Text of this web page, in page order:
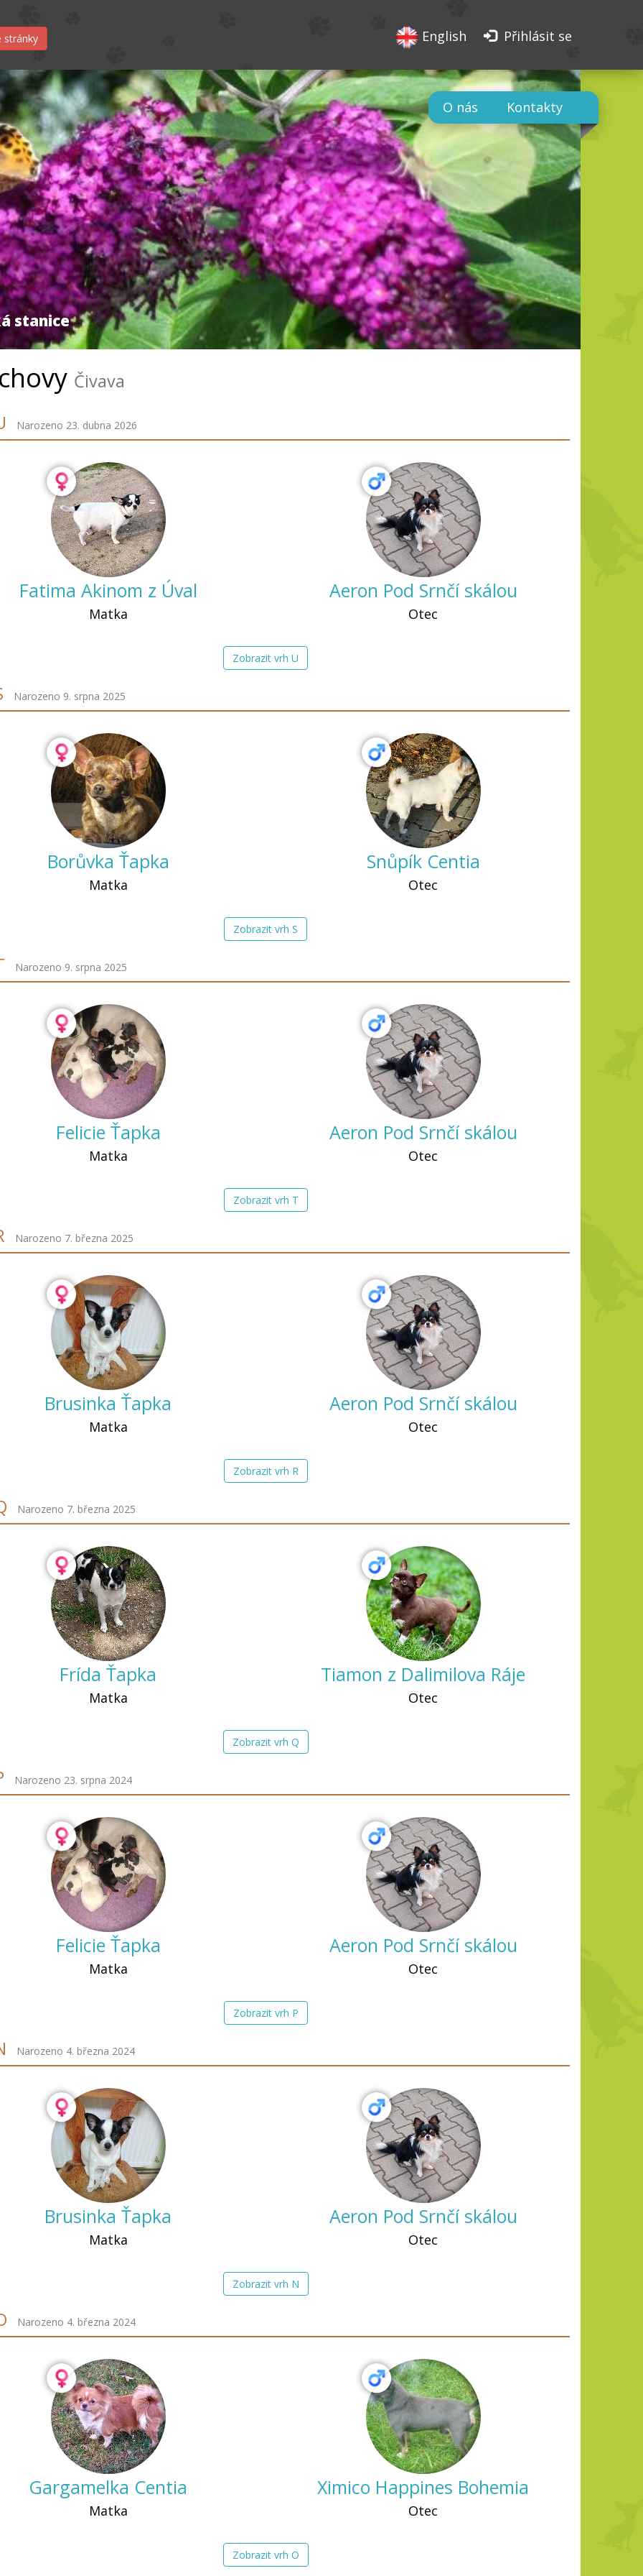
stránky English Přihlásit se
stanice
O nás Kontakty
Čivava
Narozeno 23. dubna 2026
Fatima Akinom z Úval
Matka
Aeron Pod Srnčí skálou
Otec
Zobrazit vrh U
Narozeno 9. srpna 2025
Borůvka Ťapka
Matka
Snůpík Centia
Otec
Zobrazit vrh S
Narozeno 9. srpna 2025
Felicie Ťapka
Matka
Aeron Pod Srnčí skálou
Otec
Zobrazit vrh T
Narozeno 7. března 2025
Brusinka Ťapka
Matka
Aeron Pod Srnčí skálou
Otec
Zobrazit vrh R
Narozeno 7. března 2025
Frída Ťapka
Matka
Tiamon z Dalimilova Ráje
Otec
Zobrazit vrh Q
Narozeno 23. srpna 2024
Felicie Ťapka
Matka
Aeron Pod Srnčí skálou
Otec
Zobrazit vrh P
Narozeno 4. března 2024
Brusinka Ťapka
Matka
Aeron Pod Srnčí skálou
Otec
Zobrazit vrh N
Narozeno 4. března 2024
Gargamelka Centia
Matka
Ximico Happines Bohemia
Otec
Zobrazit vrh O